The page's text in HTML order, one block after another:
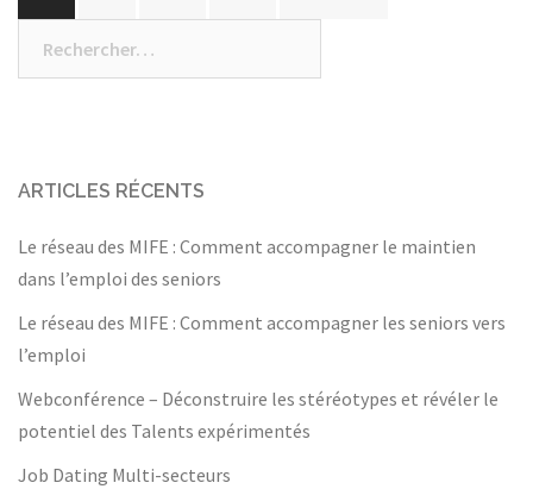
ARTICLES
ARTICLES RÉCENTS
Le réseau des MIFE : Comment accompagner le maintien
dans l’emploi des seniors
Le réseau des MIFE : Comment accompagner les seniors vers
l’emploi
Webconférence – Déconstruire les stéréotypes et révéler le
potentiel des Talents expérimentés
Job Dating Multi-secteurs